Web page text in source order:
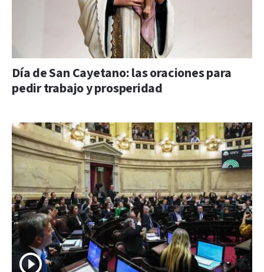
Día de San Cayetano: las oraciones para
pedir trabajo y prosperidad